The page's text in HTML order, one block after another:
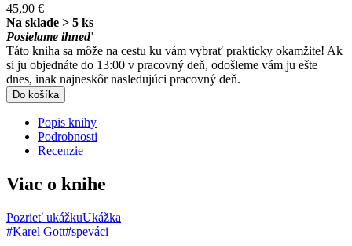
45,90 €
Na sklade > 5 ks
Posielame ihneď
Táto kniha sa môže na cestu ku vám vybrať prakticky okamžite! Ak
si ju objednáte do 13:00 v pracovný deň, odošleme vám ju ešte
dnes, inak najneskôr nasledujúci pracovný deň.
Do košíka
Popis knihy
Podrobnosti
Recenzie
Viac o knihe
Pozrieť ukážkuUkážka
#Karel Gott#speváci